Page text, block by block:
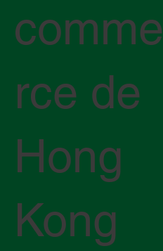
comme
rce de
Hong
Kong